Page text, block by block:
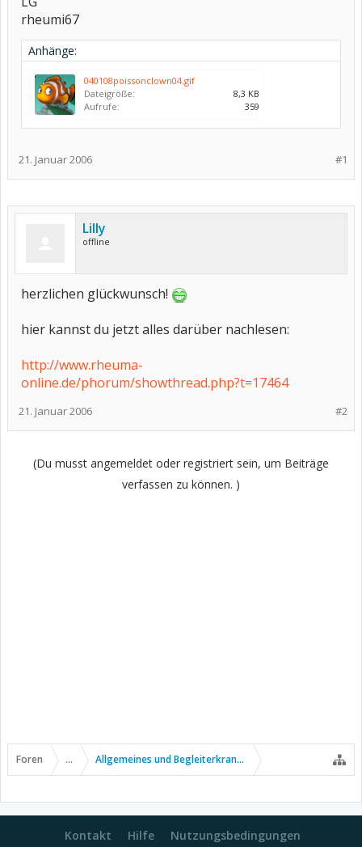
rheumi67
Anhänge:
040108poissonclown04.gif
Dateigröße:
8,3 KB
Aufrufe:
359
#1
21. Januar 2006
Lilly
offline
herzlichen glückwunsch!
hier kannst du jetzt alles darüber nachlesen:
http://www.rheuma-
online.de/phorum/showthread.php?t=17464
#2
21. Januar 2006
(Du musst angemeldet oder registriert sein, um Beiträge
verfassen zu können. )
Foren ... Allgemeines und Begleiterkrankungen
Kontakt Hilfe Nutzungsbedingungen